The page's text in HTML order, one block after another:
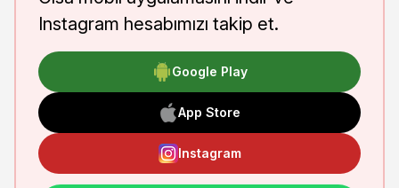
Instagram hesabımızı takip et.
Google Play
App Store
Instagram